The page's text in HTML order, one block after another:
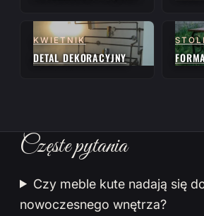
KWIETNIK
DETAL DEKORACYJNY
Częste pytania
Czy meble kute nadają się
nowoczesnego wnętrza?